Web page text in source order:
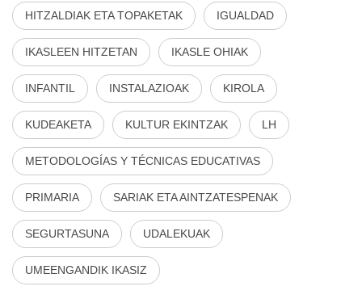
HITZALDIAK ETA TOPAKETAK IGUALDAD
IKASLEEN HITZETAN IKASLE OHIAK
INFANTIL INSTALAZIOAK KIROLA
KUDEAKETA KULTUR EKINTZAK LH
METODOLOGÍAS Y TÉCNICAS EDUCATIVAS
PRIMARIA SARIAK ETA AINTZATESPENAK
SEGURTASUNA UDALEKUAK
UMEENGANDIK IKASIZ